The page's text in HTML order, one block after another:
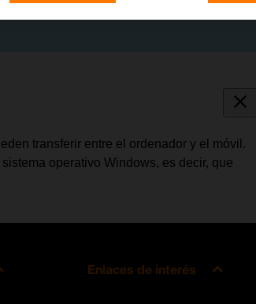
transferir entre el ordenador y el móvil.
operativo Windows, es decir, que
Enlaces de interés